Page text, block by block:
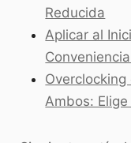
Reducida
Aplicar al
Ambos: